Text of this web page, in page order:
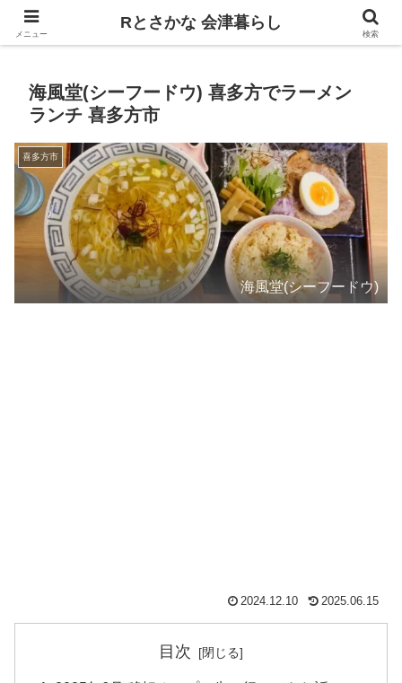
飲食、観光、イベント。食べて遊ぶ
海風堂(シーフードウ) 喜多方でラーメン
ランチ 喜多方市
喜多方市
海風堂(シーフードウ)
2024.12.10 2025.06.15
目次
メニュー
Rとさかな 会津暮らし
検索